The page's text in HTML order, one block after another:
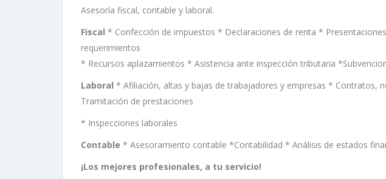
Asesoría fiscal, contable y laboral.
Fiscal * Confección de impuestos * Declaraciones de renta *
requerimientos
* Recursos aplazamientos * Asistencia ante inspección tributaria
Laboral * Afiliación, altas y bajas de trabajadores y empresas * Contratos,
Tramitación de prestaciones
* Inspecciones laborales
Contable * Asesoramiento contable *Contabilidad * Análisis de estados
¡Los mejores profesionales, a tu servicio!